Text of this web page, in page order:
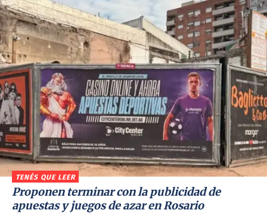
TENÉS QUE LEER
Proponen terminar con la publicidad de
apuestas y juegos de azar en Rosario